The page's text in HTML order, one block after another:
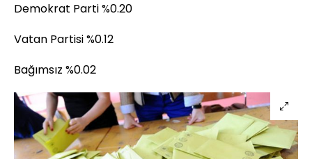
Demokrat Parti %0.20
Vatan Partisi %0.12
Bağımsız %0.02